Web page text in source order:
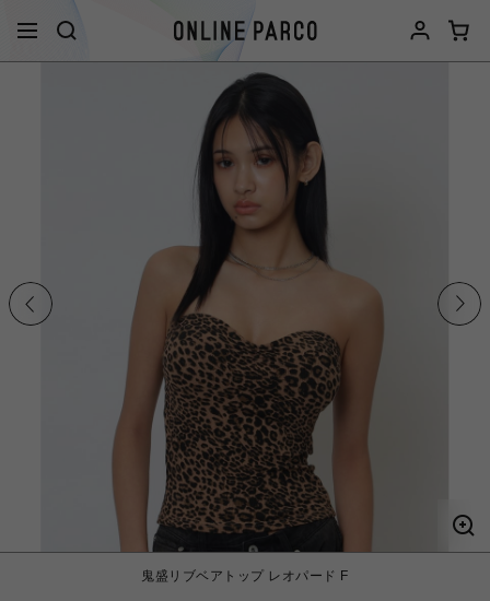
鬼盛リブベアトップ レオパード F